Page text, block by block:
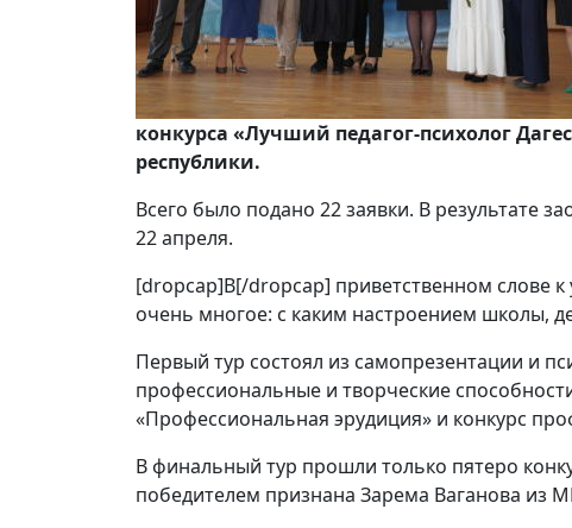
конкурса «Лучший педагог-психолог
республики.
Всего было подано 22 заявки. В результате
22 апреля.
[dropcap]В[/dropcap] приветственном слове к
очень многое: с каким настроением школы,
Первый тур состоял из самопрезентации и
профессиональные и творческие
«Профессиональная эрудиция» и конкурс
В финальный тур прошли только пятеро
победителем признана Зарема Ваганова из